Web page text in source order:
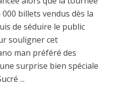
billets vendus dès la
de séduire le public
souligner cet
man préféré des
surprise bien spéciale
...